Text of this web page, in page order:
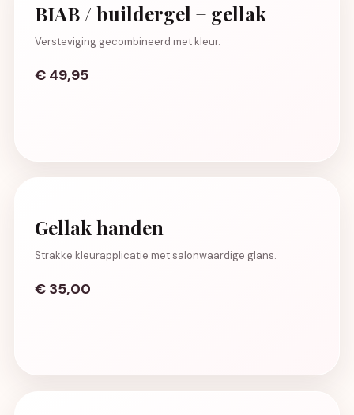
BIAB / buildergel + gellak
Versteviging gecombineerd met kleur.
€ 49,95
Gellak handen
Strakke kleurapplicatie met salonwaardige glans.
€ 35,00